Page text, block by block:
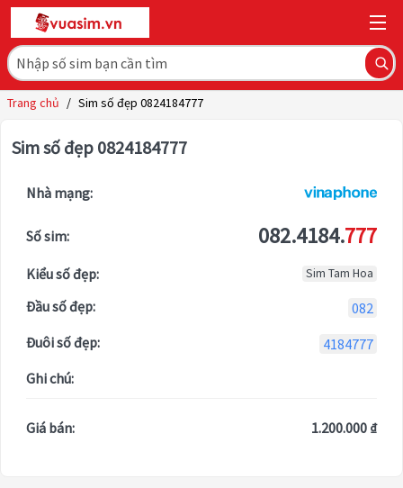
Trang chủ / Sim số đẹp 0824184777
Sim số đẹp 0824184777
Nhà mạng:
Số sim: 082.4184.777
Kiểu số đẹp: Sim Tam Hoa
Đầu số đẹp:
082
Đuôi số đẹp:
4184777
Ghi chú:
Giá bán: 1.200.000 ₫